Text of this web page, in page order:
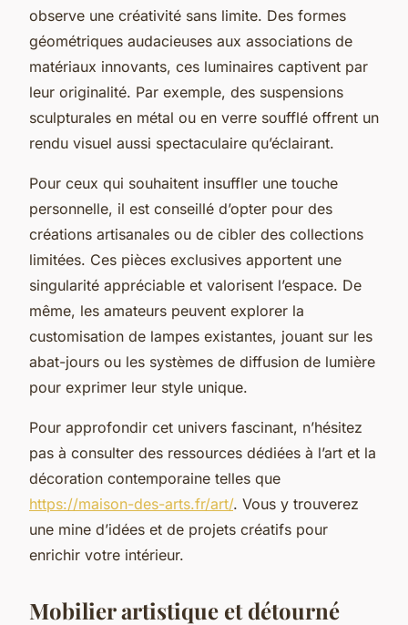
observe une créativité sans limite. Des formes
géométriques audacieuses aux associations de
matériaux innovants, ces luminaires captivent par
leur originalité. Par exemple, des suspensions
sculpturales en métal ou en verre soufflé offrent un
rendu visuel aussi spectaculaire qu’éclairant.
Pour ceux qui souhaitent insuffler une touche
personnelle, il est conseillé d’opter pour des
créations artisanales ou de cibler des collections
limitées. Ces pièces exclusives apportent une
singularité appréciable et valorisent l’espace. De
même, les amateurs peuvent explorer la
customisation de lampes existantes, jouant sur les
abat-jours ou les systèmes de diffusion de lumière
pour exprimer leur style unique.
Pour approfondir cet univers fascinant, n’hésitez
pas à consulter des ressources dédiées à l’art et la
décoration contemporaine telles que
https://maison-des-arts.fr/art/. Vous y trouverez
une mine d’idées et de projets créatifs pour
enrichir votre intérieur.
Mobilier artistique et détourné